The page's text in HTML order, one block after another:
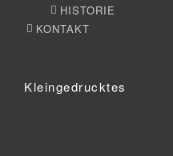
HISTORIE
KONTAKT
Kleingedrucktes